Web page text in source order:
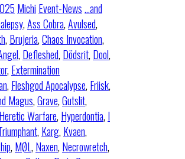
Michi Event-News…and
,Ass Cobra,Avulsed,
, Brujeria,Chaos Invocation,
, Defleshed, Dödsrit, Dool,
, Extermination
, Fleshgod Apocalypse, Friisk,
Magus,Grave,Gutslit,
Heretic Warfare, Hyperdontia, I
, Karg, Kvaen,
, MØL, Naxen, Necrowretch,